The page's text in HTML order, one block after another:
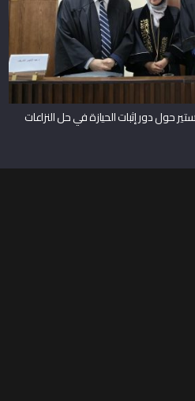
حول دور إثبات الحيازة في حل النزاعات